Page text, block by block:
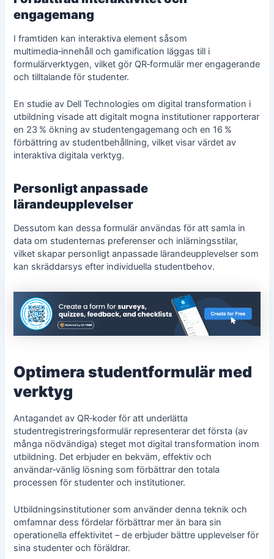
engagemang
I framtiden kan interaktiva element såsom
multimedia‑innehåll och gamification läggas till i
formulärverktygen, vilket gör QR‑formulär mer engagerande
och tilltalande för studenter.
En studie av Dell Technologies omdigital transformation i
utbildning visade att digitalt mogna institutioner rapporterar
en 23 % ökning av studentengagemang och en 16 %
förbättring av studentbehållning, vilket visar värdet av
interaktiva digitala verktyg.
Personligt anpassade
lärandeupplevelser
Dessutom kan dessa formulär användas för att samla in
data om studenternas preferenser och inlärningsstilar,
vilket skapar personligt anpassade lärandeupplevelser som
kan skräddarsys efter individuella studentbehov.
Optimera studentformulär med
verktyg
Antagandet av QR‑koder för att underlätta
studentregistreringsformulär representerar det första (av
många nödvändiga) steget mot digital transformation inom
utbildning. Det erbjuder en bekväm, effektiv och
användar‑vänlig lösning som förbättrar den totala
processen för studenter och institutioner.
Utbildningsinstitutioner som använder denna teknik och
omfamnar dess fördelar förbättrar mer än bara sin
operationella effektivitet – de erbjuder bättre upplevelser för
sina studenter och föräldrar.